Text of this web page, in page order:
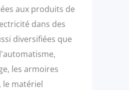
aux produits de
dans des
diversifiées que
les armoires
le matériel